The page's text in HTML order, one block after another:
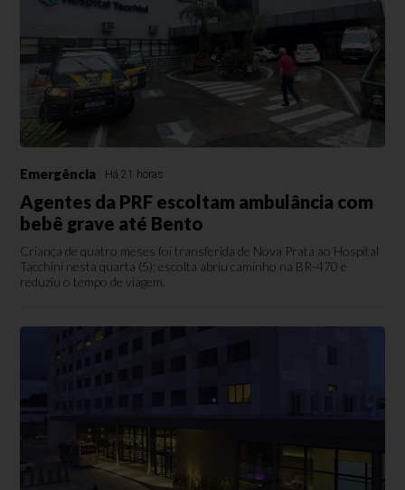
Emergência Há 21 horas
Agentes da PRF escoltam ambulância com
bebê grave até Bento
Criança de quatro meses foi transferida de Nova Prata ao Hospital
Tacchini nesta quarta (5); escolta abriu caminho na BR-470 e
reduziu o tempo de viagem.